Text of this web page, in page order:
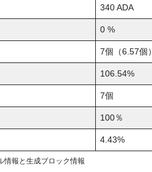
340 ADA
0 %
7個（6.57個）
106.54%
7個
100％
4.43%
情報と生成ブロック情報